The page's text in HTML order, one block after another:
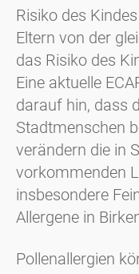
Risiko des
Eltern von der
das Risiko des
Eine aktuelle
darauf hin, dass
Stadtmenschen
verändern die in
vorkommenden
insbesondere
Allergene in
Pollenallergien